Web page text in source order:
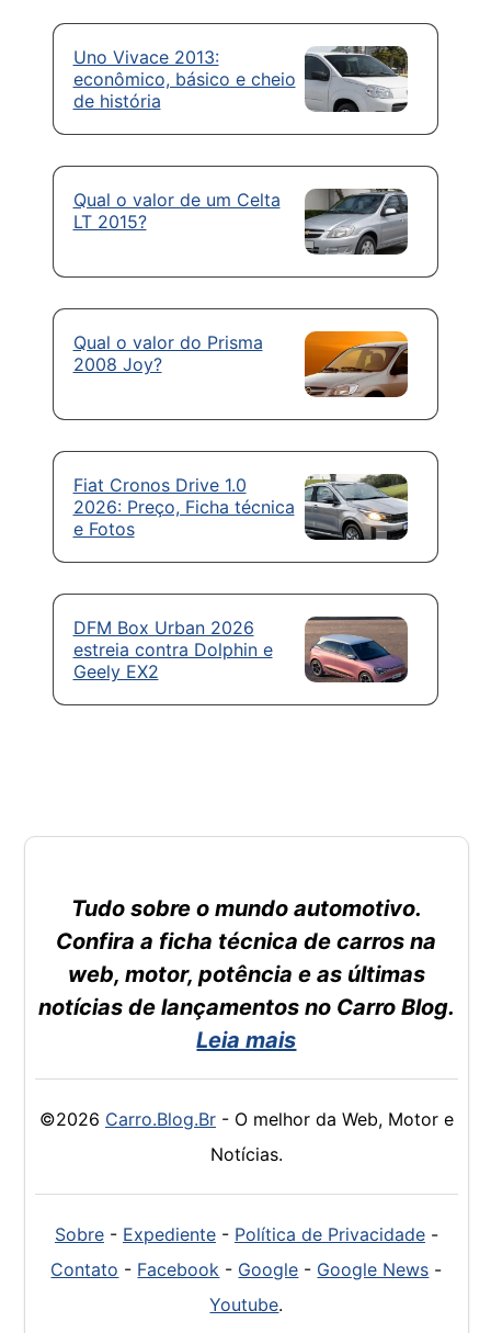
Uno Vivace 2013:
econômico, básico e cheio
de história
Qual o valor de um Celta
LT 2015?
Qual o valor do Prisma
2008 Joy?
Fiat Cronos Drive 1.0
2026: Preço, Ficha técnica
e Fotos
DFM Box Urban 2026
estreia contra Dolphin e
Geely EX2
Tudo sobre o mundo automotivo.
Confira a ficha técnica de carros na
web, motor, potência e as últimas
notícias de lançamentos no Carro Blog.
Leia mais
©2026 Carro.Blog.Br- O melhor da Web, Motor e
Notícias.
Sobre- Expediente- Política de Privacidade-
Contato - Facebook - Google - Google News -
Youtube.